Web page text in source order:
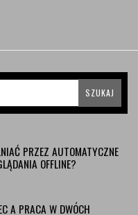
PRZEZ AUTOMATYCZNE
OFFLINE?
A PRACA W DWÓCH